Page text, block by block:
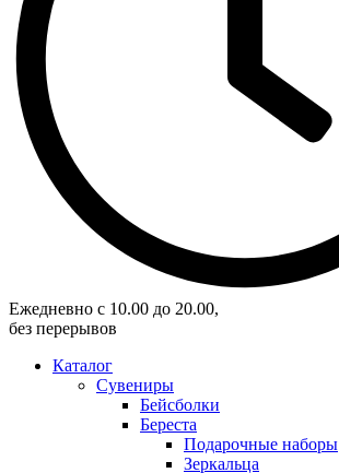
Eжедневно с 10.00 до 20.00,
без перерывов
Каталог
Сувениры
Бейсболки
Береста
Подарочные наборы
Зеркальца